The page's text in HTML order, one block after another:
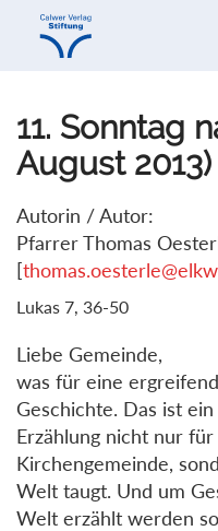
Direkt
Direkt
11. Sonntag
August 2013)
Autorin / Autor:
Pfarrer Thomas
[
Lukas 7, 36-50
Liebe Gemeinde,
was für eine
Geschichte. Das ist
Erzählung nicht nur
Kirchengemeinde,
Welt taugt. Und um
Welt erzählt werden